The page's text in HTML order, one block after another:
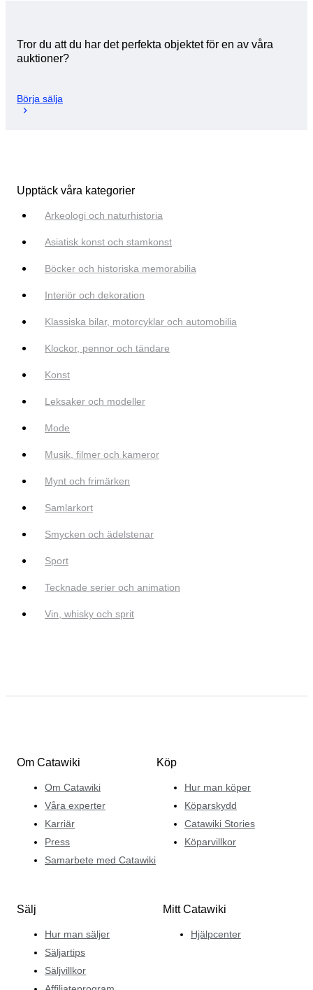
Tror du att du har det perfekta objektet för en av våra
auktioner?
Börja sälja
Upptäck våra kategorier
Arkeologi och naturhistoria
Asiatisk konst och stamkonst
Böcker och historiska memorabilia
Interiör och dekoration
Klassiska bilar, motorcyklar och automobilia
Klockor, pennor och tändare
Konst
Leksaker och modeller
Mode
Musik, filmer och kameror
Mynt och frimärken
Samlarkort
Smycken och ädelstenar
Sport
Tecknade serier och animation
Vin, whisky och sprit
Om Catawiki
Om Catawiki
Våra experter
Karriär
Press
Samarbete med Catawiki
Köp
Hur man köper
Köparskydd
Catawiki Stories
Köparvillkor
Sälj
Hur man säljer
Säljartips
Säljvillkor
Mitt Catawiki
Hjälpcenter